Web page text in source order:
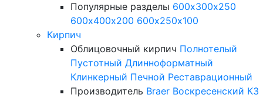
Популярные разделы 600х300х250
600х400х200 600х250х100
Кирпич
Облицовочный кирпич Полнотелый
Пустотный Длинноформатный
Клинкерный Печной Реставрационный
Производитель Braer Воскресенский КЗ